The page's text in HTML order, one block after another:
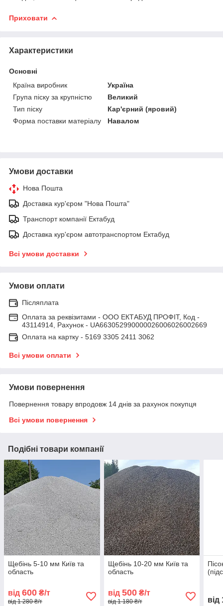
Приховати
Характеристики
Основні
Країна виробник
Україна
Група піску за крупністю
Великий
Тип піску
Кар'єрний (яровий)
Форма поставки матеріалу
Навалом
Умови доставки
Нова Пошта
Доставка кур'єром "Нова Пошта"
Транспорт компанії Ектабуд
Доставка кур'єром автотранспортом Ектабуд
Всі умови доставки
Умови оплати
Післяплата
Оплата за реквізитами - ООО ЕКТАБУД ПРОФІТ, Код -
43114914, Рахунок - UA663052990000026006026002669
Оплата на картку - 5169 3305 2411 3062
Всі умови оплати
Умови повернення
Повернення товару впродовж 14 днів за рахунок покупця
Всі умови повернення
Подібні товари компанії
Щебінь 5-10 мм Київ та
область
від 600 ₴/т
від 1 280 ₴/т
Щебінь 10-20 мм Київ та
область
від 500₴/т
від 1 180 ₴/т від